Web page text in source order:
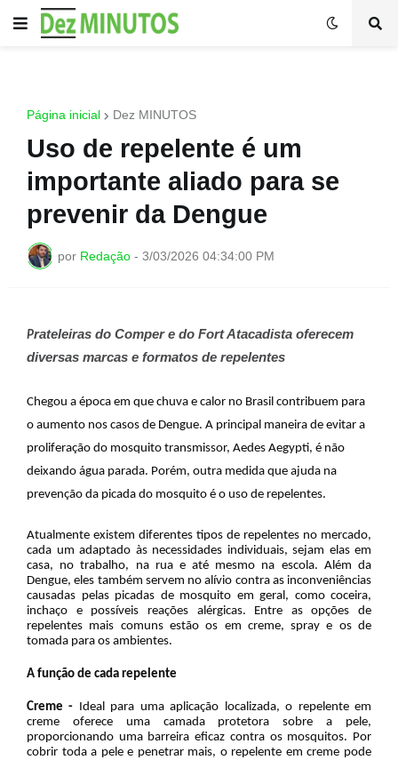
Página inicial Dez MINUTOS
Uso de repelente é um
importante aliado para se
prevenir da Dengue
por Redação - 3/03/2026 04:34:00 PM
Prateleiras do Comper e do Fort Atacadista oferecem
diversas marcas e formatos de repelentes
Chegou a época em que chuva e calor no Brasil contribuem para
o aumento nos casos de Dengue. A principal maneira de evitar a
proliferação do mosquito transmissor, Aedes Aegypti, é não
deixando água parada. Porém, outra medida que ajuda na
prevenção da picada do mosquito é o uso de repelentes.
Atualmente existem diferentes tipos de repelentes no mercado,
cada um adaptado às necessidades individuais, sejam elas em
casa, no trabalho, na rua e até mesmo na escola. Além da
Dengue, eles também servem no alívio contra as inconveniências
causadas pelas picadas de mosquito em geral, como coceira,
inchaço e possíveis reações alérgicas. Entre as opções de
repelentes mais comuns estão os em creme, spray e os de
tomada para os ambientes.
A função de cada repelente
Creme - Ideal para uma aplicação localizada, o repelente em
creme oferece uma camada protetora sobre a pele,
proporcionando uma barreira eficaz contra os mosquitos. Por
cobrir toda a pele e penetrar mais, o repelente em creme pode